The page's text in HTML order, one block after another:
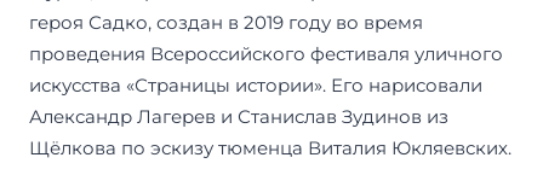
героя Садко, создан в 2019 году во время
проведения Всероссийского фестиваля уличного
искусства «Страницы истории». Его нарисовали
Александр Лагерев и Станислав Зудинов из
Щёлкова по эскизу тюменца Виталия Юкляевских.